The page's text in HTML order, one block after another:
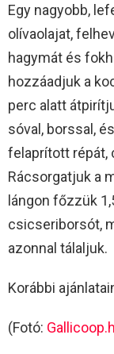
Egy nagyobb,
olívaolajat,
hagymát és
hozzáadjuk a
perc alatt
sóval, borssal,
felaprított répát,
Rácsorgatjuk a
lángon főzzük
csicseriborsót,
azonnal tálaljuk.
Korábbi
(Fotó: